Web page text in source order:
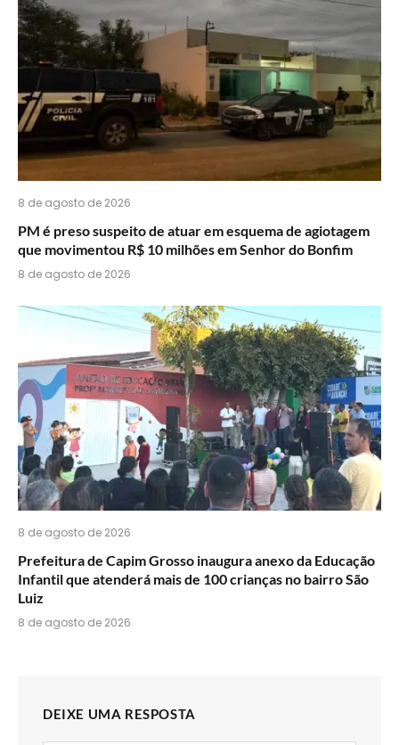
8 de agosto de 2026
PM é preso suspeito de atuar em esquema de agiotagem
que movimentou R$ 10 milhões em Senhor do Bonfim
8 de agosto de 2026
8 de agosto de 2026
Prefeitura de Capim Grosso inaugura anexo da Educação
Infantil que atenderá mais de 100 crianças no bairro São
Luiz
8 de agosto de 2026
DEIXE UMA RESPOSTA